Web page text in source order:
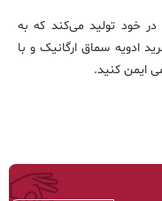
خود تولید می‌کند که به
ادویه سماق ارگانیک و با
ایمن کنید.